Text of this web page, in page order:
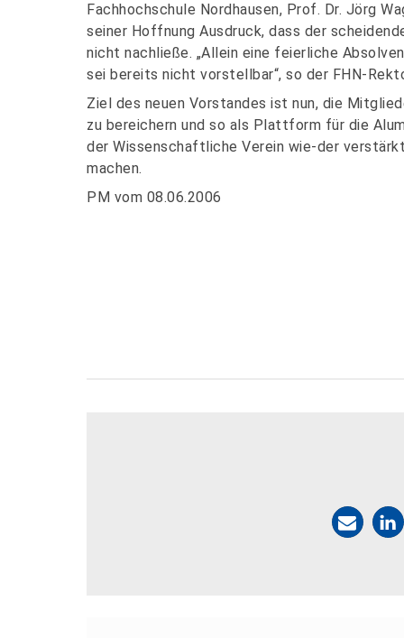
Fachhochschule Nordhausen, Prof. Dr. Jörg
seiner Hoffnung Ausdruck, dass der
nicht nachließe. „Allein eine feierliche
sei bereits nicht vorstellbar“, so der FHN-
Ziel des neuen Vorstandes ist nun, die
zu bereichern und so als Plattform für die
der Wissenschaftliche Verein wie-der
machen.
PM vom 08.06.2006